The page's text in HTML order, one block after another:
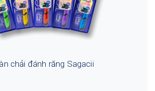
chải đánh răng Sagacii